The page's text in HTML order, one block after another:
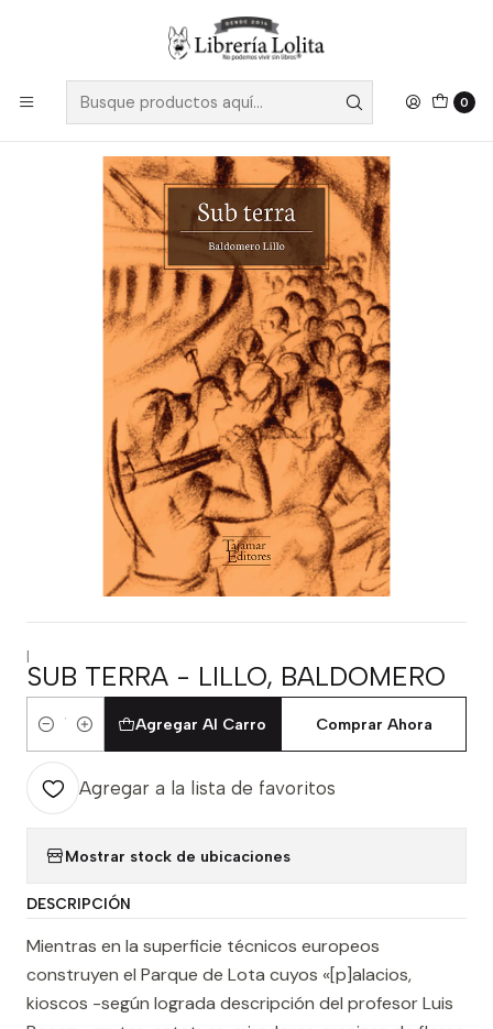
0
Despacho a todo Chile
|
SUB TERRA - LILLO, BALDOMERO
Cantidad
Agregar Al Carro Comprar Ahora
Agregar a la lista de favoritos
Mostrar stock de ubicaciones
DESCRIPCIÓN
Mientras en la superficie técnicos europeos
construyen el Parque de Lota cuyos «[p]alacios,
kioscos -según lograda descripción del profesor Luis